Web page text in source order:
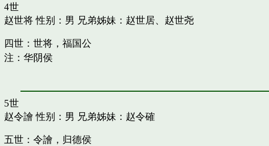
4世
赵世将性别：男 兄弟姊妹： 赵世居、 赵世尧
四世：世将，福国公
注：华阴侯
5世
赵令譮 性别：男 兄弟姊妹： 赵令確
五世：令譮，归德侯